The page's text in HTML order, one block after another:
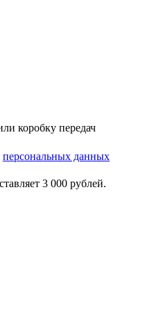
коробку передач
персональных данных
3 000 рублей.